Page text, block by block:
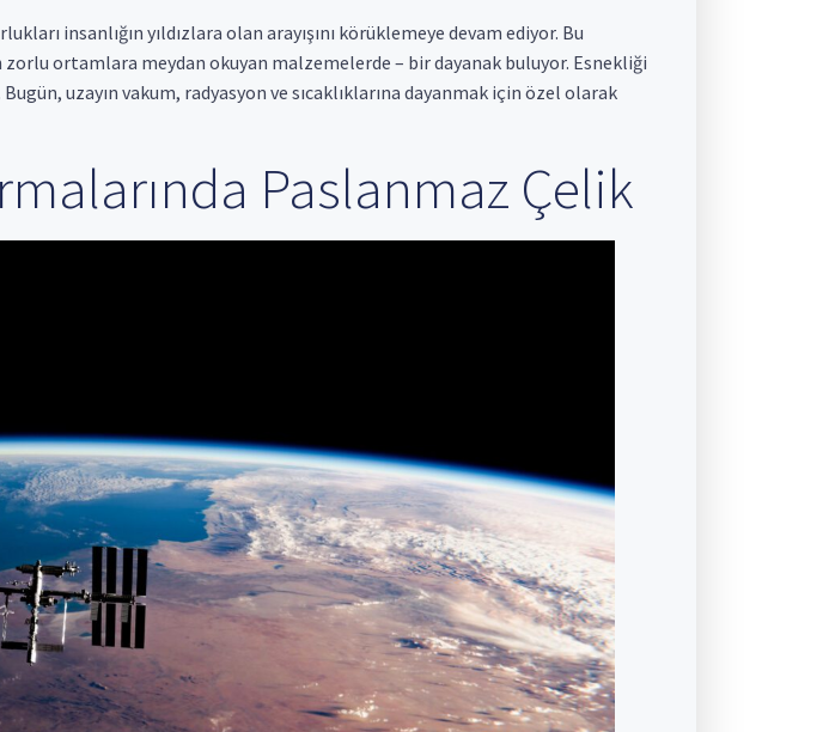
insanlığın yıldızlara olan arayışını körüklemeye devam ediyor. Bu
ortamlara meydan okuyan malzemelerde – bir dayanak buluyor. Esnekliği
uzayın vakum, radyasyon ve sıcaklıklarına dayanmak için özel olarak
Paslanmaz Çelik